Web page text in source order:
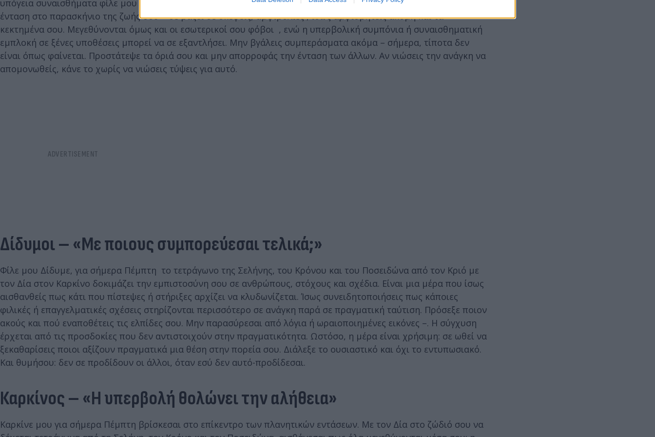
υπόγεια συναισθήματα φίλε μου Ταύρε. Η παρουσία της Σελήνης και του Κρόνου Ποσειδώνα στον Κριό δημιουργεί
ένταση στο παρασκήνιο της ζωής σου – σε βάζει σε σκέψεις, αμφιβολίες , ίσως αμφισβητείς ακόμη και τα
κεκτημένα σου. Μεγεθύνονται όμως και οι εσωτερικοί σου φόβοι , ενώ η υπερβολική συμπόνια ή συναισθηματική
εμπλοκή σε ξένες υποθέσεις μπορεί να σε εξαντλήσει. Μην βγάλεις συμπεράσματα ακόμα – σήμερα, τίποτα δεν
είναι όπως φαίνεται. Προστάτεψε τα όριά σου και μην απορροφάς την ένταση των άλλων. Αν νιώσεις την ανάγκη να
απομονωθείς, κάνε το χωρίς να νιώσεις τύψεις για αυτό.
Δίδυμοι – «Με ποιους συμπορεύεσαι τελικά;»
Φίλε μου Δίδυμε, για σήμερα Πέμπτη το τετράγωνο της Σελήνης, του Κρόνου και του Ποσειδώνα από τον Κριό με
τον Δία στον Καρκίνο δοκιμάζει την εμπιστοσύνη σου σε ανθρώπους, στόχους και σχέδια. Είναι μια μέρα που ίσως
αισθανθείς πως κάτι που πίστεψες ή στήριξες αρχίζει να κλυδωνίζεται. Ίσως συνειδητοποιήσεις πως κάποιες
φιλικές ή επαγγελματικές σχέσεις στηρίζονται περισσότερο σε ανάγκη παρά σε πραγματική ταύτιση. Πρόσεξε ποιον
ακούς και πού εναποθέτεις τις ελπίδες σου. Μην παρασύρεσαι από λόγια ή ωραιοποιημένες εικόνες –. Η σύγχυση
έρχεται από τις προσδοκίες που δεν αντιστοιχούν στην πραγματικότητα. Ωστόσο, η μέρα είναι χρήσιμη: σε ωθεί να
ξεκαθαρίσεις ποιοι αξίζουν πραγματικά μια θέση στην πορεία σου. Διάλεξε το ουσιαστικό και όχι το εντυπωσιακό.
Και θυμήσου: δεν σε προδίδουν οι άλλοι, όταν εσύ δεν αυτό-προδίδεσαι.
Καρκίνος – «Η υπερβολή θολώνει την αλήθεια»
Καρκίνε μου για σήμερα Πέμπτη βρίσκεσαι στο επίκεντρο των πλανητικών εντάσεων. Με τον Δία στο ζώδιό σου να